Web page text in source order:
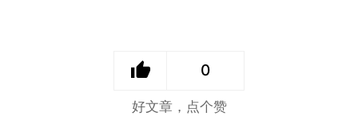
0
好文章，点个赞